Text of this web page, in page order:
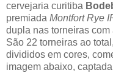
cervejaria curitiba
premiada Montfort Rye
dupla nas torneiras com
São 22 torneiras ao
divididos em cores,
imagem abaixo,